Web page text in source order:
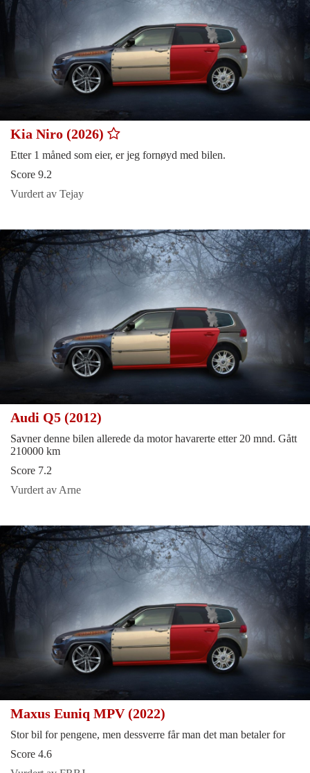
Kia Niro (2026)
Etter 1 måned som eier, er jeg fornøyd med bilen.
Score 9.2
Vurdert av Tejay
Audi Q5 (2012)
Savner denne bilen allerede da motor havarerte etter 20 mnd. Gått
210000 km
Score 7.2
Vurdert av Arne
Maxus Euniq MPV (2022)
Stor bil for pengene, men dessverre får man det man betaler for
Score 4.6